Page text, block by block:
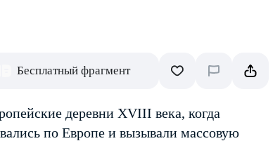
Бесплатный фрагмент
деревни XVIII века, когда
по Европе и вызывали массовую